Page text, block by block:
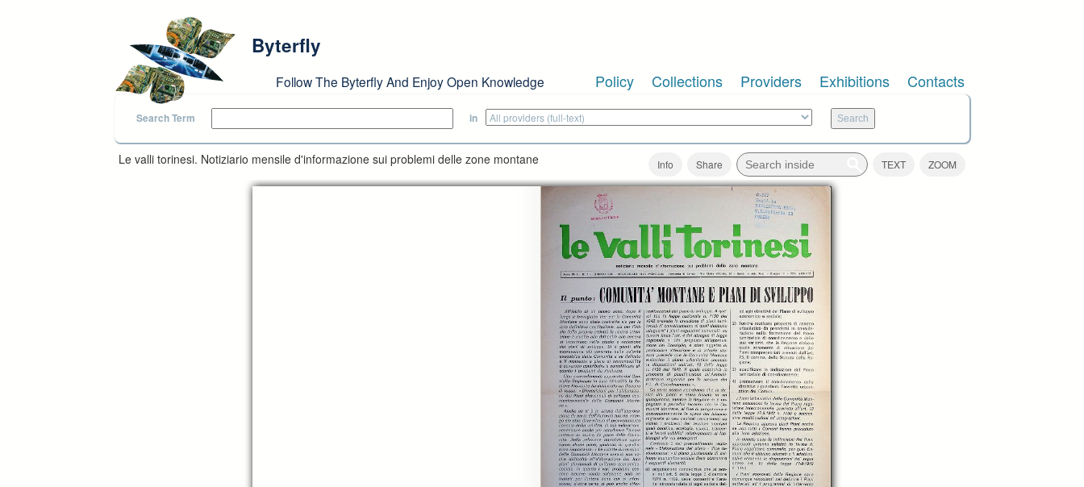
Byterfly
Follow The Byterfly And Enjoy Open Knowledge Policy Collections Providers Exhibitions Contacts
Search Term in
Le valli torinesi. Notiziario mensile d'informazione sui problemi delle zone montane Info Share TEXT ZOOM